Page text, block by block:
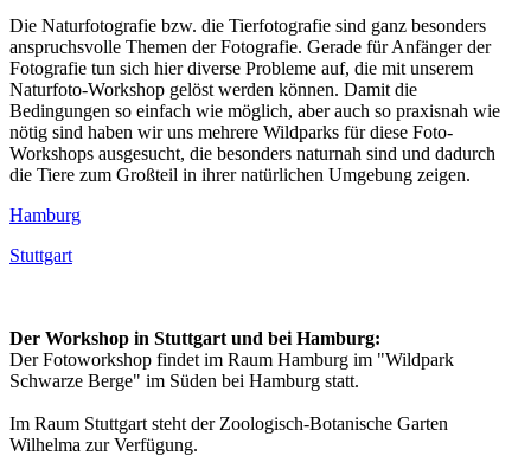
Die Naturfotografie bzw. die Tierfotografie sind ganz besonders
anspruchsvolle Themen der Fotografie. Gerade für Anfänger der
Fotografie tun sich hier diverse Probleme auf, die mit unserem
Naturfoto-Workshop gelöst werden können. Damit die
Bedingungen so einfach wie möglich, aber auch so praxisnah wie
nötig sind haben wir uns mehrere Wildparks für diese Foto-
Workshops ausgesucht, die besonders naturnah sind und dadurch
die Tiere zum Großteil in ihrer natürlichen Umgebung zeigen.
Hamburg
Stuttgart
Der Workshop in Stuttgart und bei Hamburg:
Der Fotoworkshop findet im Raum Hamburg im "Wildpark
Schwarze Berge" im Süden bei Hamburg statt.
Im Raum Stuttgart steht der Zoologisch-Botanische Garten
Wilhelma zur Verfügung.